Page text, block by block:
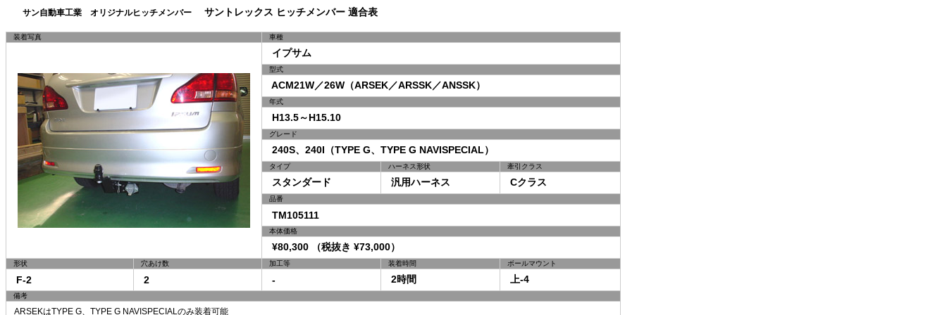
サン自動車工業 オリジナルヒッチメンバー サントレックス ヒッチメンバー 適合表
装着写真 車種
イプサム
型式
ACM21W／26W（ARSEK／ARSSK／ANSSK）
年式
H13.5～H15.10
グレード
240S、240I（TYPE G、TYPE G NAVISPECIAL）
タイプ ハーネス形状 牽引クラス
スタンダード 汎用ハーネス Cクラス
品番
TM105111
本体価格
¥80,300 （税抜き ¥73,000）
形状 穴あけ数 加工等 装着時間 ボールマウント
F-2 2 - 2時間 上-4
備考
ARSEKはTYPE G、TYPE G NAVISPECIALのみ装着可能